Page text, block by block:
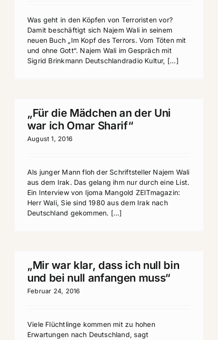
Was geht in den Köpfen von Terroristen vor?
Damit beschäftigt sich Najem Wali in seinem
neuen Buch „Im Kopf des Terrors. Vom Töten mit
und ohne Gott“. Najem Wali im Gespräch mit
Sigrid Brinkmann Deutschlandradio Kultur, [...]
„Für die Mädchen an der Uni
war ich Omar Sharif“
August 1, 2016
Als junger Mann floh der Schriftsteller Najem Wali
aus dem Irak. Das gelang ihm nur durch eine List.
Ein Interview von Ijoma Mangold ZEITmagazin:
Herr Wali, Sie sind 1980 aus dem Irak nach
Deutschland gekommen. [...]
„Mir war klar, dass ich null bin
und bei null anfangen muss“
Februar 24, 2016
Viele Flüchtlinge kommen mit zu hohen
Erwartungen nach Deutschland, sagt